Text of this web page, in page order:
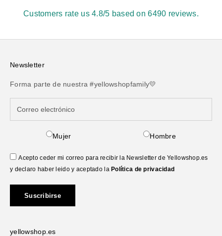
Customers rate us 4.8/5 based on 6490 reviews.
Newsletter
Forma parte de nuestra #yellowshopfamily💛
Mujer Hombre
Acepto ceder mi correo para recibir la Newsletter de Yellowshop.es
y declaro haber leido y aceptado la Política de privacidad
Suscribirse
yellowshop.es